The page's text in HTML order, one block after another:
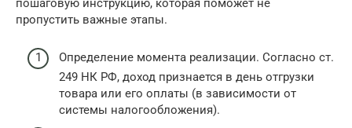
пошаговую инструкцию, которая поможет не
пропустить важные этапы.
Определение момента реализации. Согласно ст.
249 НК РФ, доход признается в день отгрузки
товара или его оплаты (в зависимости от
системы налогообложения).